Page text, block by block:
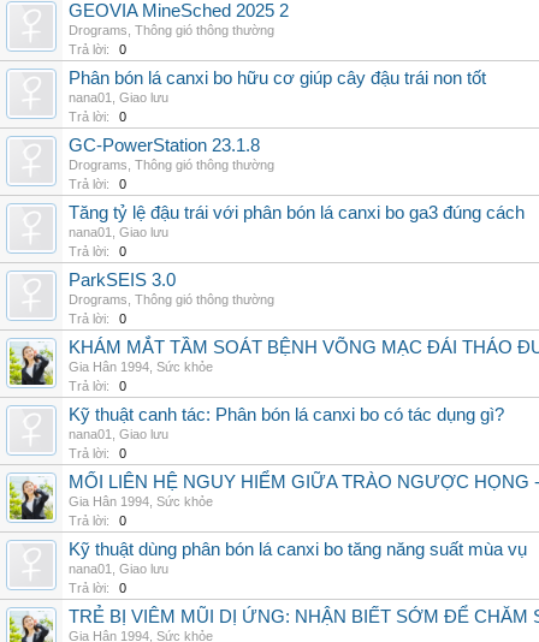
GEOVIA MineSched 2025 2
Drograms Thông gió thông thường
Trả lời:
0
Phân bón lá canxi bo hữu cơ giúp cây đậu trái non tốt
nana01
Giao lưu
Trả lời:
0
GC-PowerStation 23.1.8
Drograms Thông gió thông thường
Trả lời:
0
Tăng tỷ lệ đậu trái với phân bón lá canxi bo ga3 đúng cách
nana01
Giao lưu
Trả lời:
0
ParkSEIS 3.0
Drograms Thông gió thông thường
Trả lời:
0
KHÁM MẮT TẦM SOÁT BỆNH VÕNG MẠC ĐÁI THÁO
Gia Hân 1994 Sức khỏe
Trả lời:
0
Kỹ thuật canh tác: Phân bón lá canxi bo có tác dụng gì?
nana01
Giao lưu
Trả lời:
0
MỐI LIÊN HỆ NGUY HIỂM GIỮA TRÀO NGƯỢC
Gia Hân 1994 Sức khỏe
Trả lời:
0
Kỹ thuật dùng phân bón lá canxi bo tăng năng suất mùa vụ
nana01
Giao lưu
Trả lời:
0
TRẺ BỊ VIÊM MŨI DỊ ỨNG: NHẬN BIẾT SỚM ĐỂ CHĂM
Gia Hân 1994 Sức khỏe